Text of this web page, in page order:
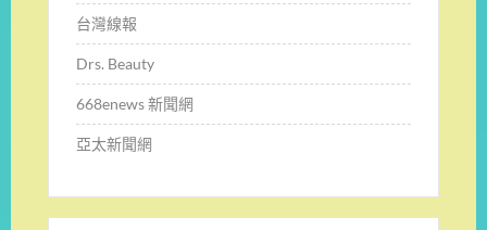
台灣線報
Drs. Beauty
668enews 新聞網
亞太新聞網